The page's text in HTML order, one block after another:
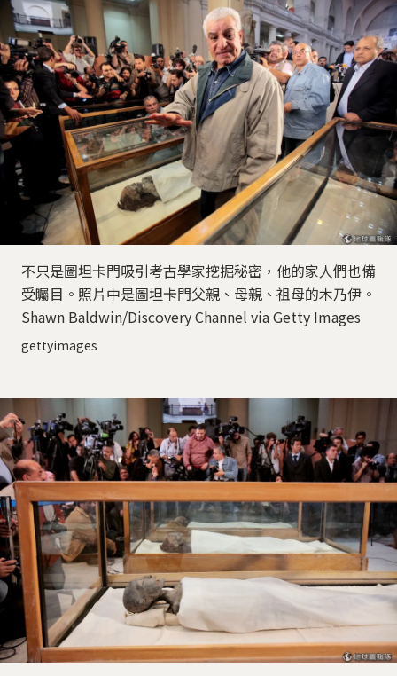
不只是圖坦卡門吸引考古學家挖掘秘密，他的家人們也備
受矚目。照片中是圖坦卡門父親、母親、祖母的木乃伊。
Shawn Baldwin/Discovery Channel via Getty Images
gettyimages